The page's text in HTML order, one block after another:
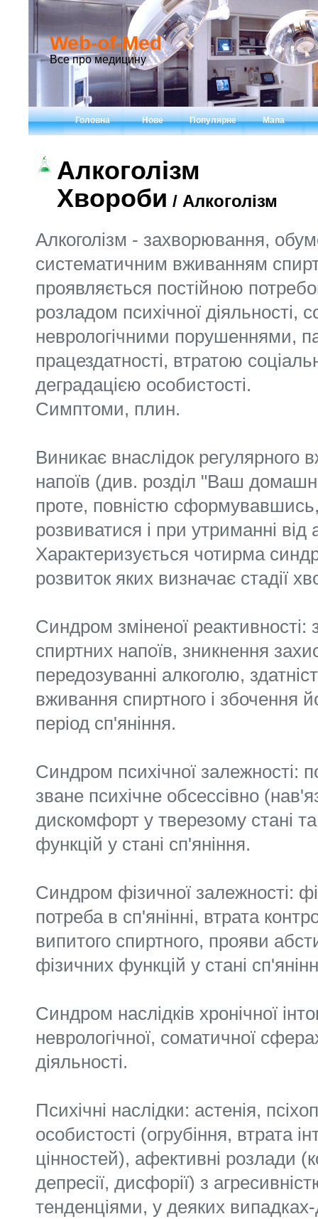
Web-of-Med
Все про медицину
Головна Нове Популярне Мапа
Алкоголізм
Хвороби / Алкоголізм
Алкоголізм - захворювання,
систематичним вживанням
проявляється постійною
розладом психічної діяльності,
неврологічними порушеннями,
працездатності, втратою
деградацією особистості.
Симптоми, плин.
Виникає внаслідок регулярного
напоїв (див. розділ "Ваш
проте, повністю
розвиватися і при утриманні від
Характеризується чотирма
розвиток яких визначає стадії
Синдром зміненої реактивності:
спиртних напоїв, зникнення
передозуванні алкоголю,
вживання спиртного і збочення
період сп'яніння.
Синдром психічної залежності:
зване психічне обсессівно
дискомфорт у тверезому стані
функцій у стані сп'яніння.
Синдром фізичної залежності:
потреба в сп'янінні, втрата
випитого спиртного, прояви
фізичних функцій у стані
Синдром наслідків хронічної
неврологічної, соматичної
діяльності.
Психічні наслідки: астенія,
особистості (огрубіння, втрата
цінностей), афективні розлади
депресії, дисфорії) з
тенденціями, у деяких